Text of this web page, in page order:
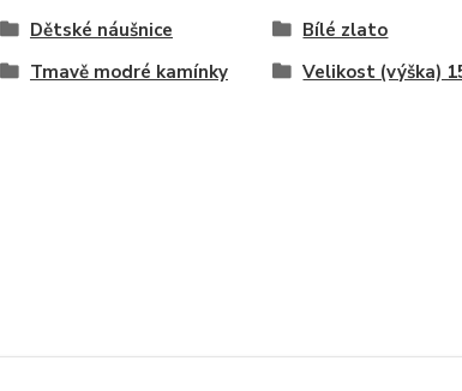
Dětské náušnice Bílé zlato
Tmavě modré kamínky
Velikost (výška)